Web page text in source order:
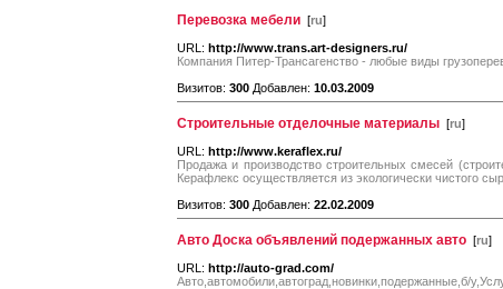
Перевозка мебели [ru]
URL: http://www.trans.art-designers.ru/
Компания Питер-Трансагенство - любые виды
Визитов: 300 Добавлен: 10.03.2009
Строительные отделочные материалы [ru]
URL: http://www.keraflex.ru/
Продажа и производство строительных смесей
Керафлекс осуществляется из экологически чистого
Визитов: 300 Добавлен: 22.02.2009
Авто Доска объявлений подержанных авто [ru]
URL: http://auto-grad.com/